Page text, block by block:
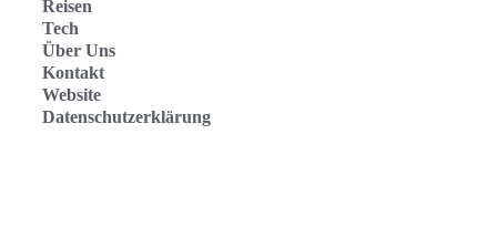
Reisen
Tech
Über Uns
Kontakt
Website
Datenschutzerklärung